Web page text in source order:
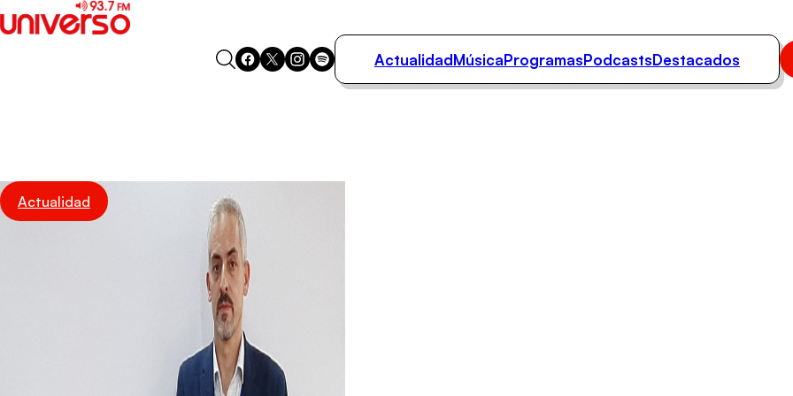
Podcasts
Destacados
ActualidadMúsicaProgramasPodcastsDestacados
Actualidad